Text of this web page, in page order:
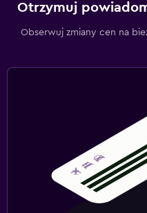
Otrzymuj
Obserwuj zmiany cen na